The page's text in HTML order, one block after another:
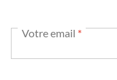
Votre email *